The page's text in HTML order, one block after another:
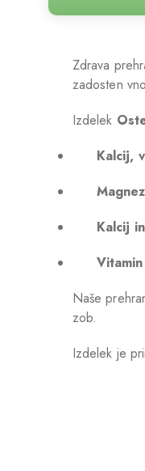
Zdrava
zadosten
Izdelek
Kalcij,
Kalcij
Naše
zob.
Izdelek je